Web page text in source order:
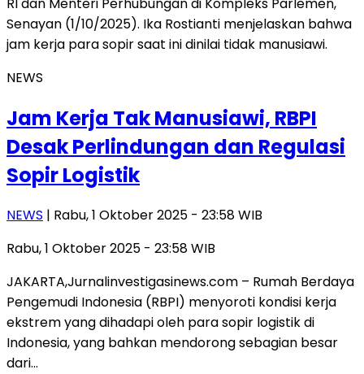
NEWS
Jam Kerja Tak Manusiawi, RBPI
Desak Perlindungan dan Regulasi
Sopir Logistik
NEWS | Rabu, 1 Oktober 2025 - 23:58 WIB
Rabu, 1 Oktober 2025 - 23:58 WIB
JAKARTA,Jurnalinvestigasinews.com – Rumah Berdaya
Pengemudi Indonesia (RBPI) menyoroti kondisi kerja
ekstrem yang dihadapi oleh para sopir logistik di
Indonesia, yang bahkan mendorong sebagian besar
dari…